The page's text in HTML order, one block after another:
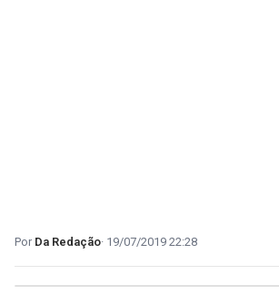
Da Redação 19/07/2019 22:28